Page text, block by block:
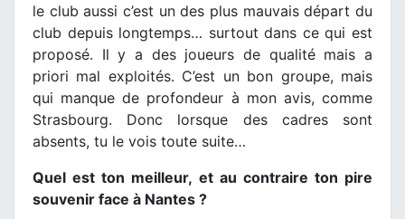
le club aussi c’est un des plus mauvais départ du
club depuis longtemps… surtout dans ce qui est
proposé. Il y a des joueurs de qualité mais a
priori mal exploités. C’est un bon groupe, mais
qui manque de profondeur à mon avis, comme
Strasbourg. Donc lorsque des cadres sont
absents, tu le vois toute suite…
Quel est ton meilleur, et au contraire ton pire
souvenir face à Nantes ?